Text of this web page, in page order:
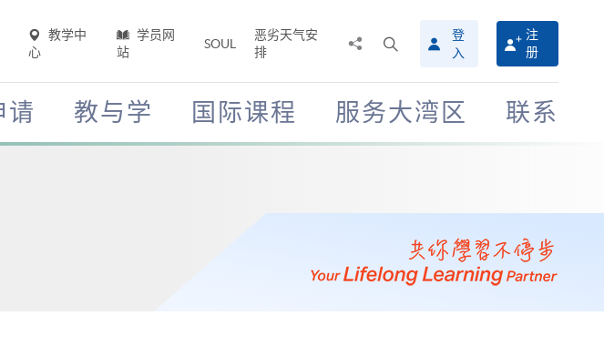
教学中
心
学员网
站
SOUL
恶劣天气安
排
搜
寻
介
面
登
入
注
册
请 教与学 国际课程 服务大湾区 联系